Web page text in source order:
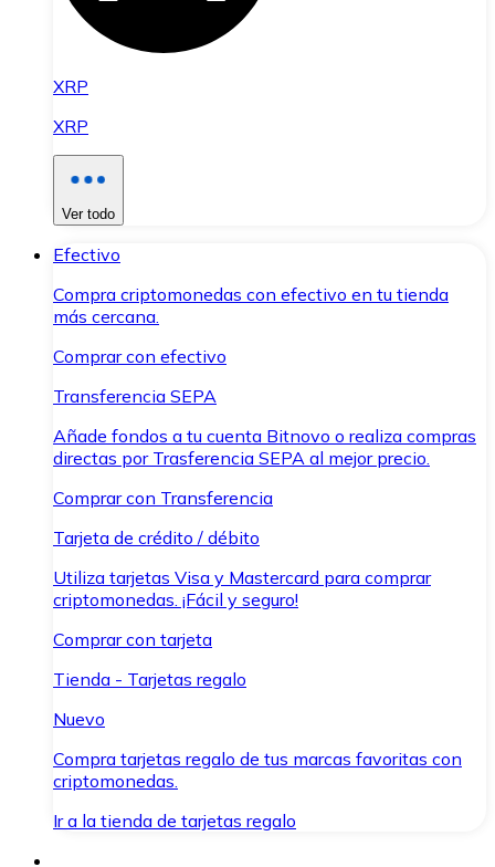
XRP
XRP
Ver todo
Efectivo
Compra criptomonedas con efectivo en tu tienda
más cercana.
Comprar con efectivo
Transferencia SEPA
Añade fondos a tu cuenta Bitnovo o realiza compras
directas por Trasferencia SEPA al mejor precio.
Comprar con Transferencia
Tarjeta de crédito / débito
Utiliza tarjetas Visa y Mastercard para comprar
criptomonedas. ¡Fácil y seguro!
Comprar con tarjeta
Tienda - Tarjetas regalo
Nuevo
Compra tarjetas regalo de tus marcas favoritas con
criptomonedas.
Ir a la tienda de tarjetas regalo